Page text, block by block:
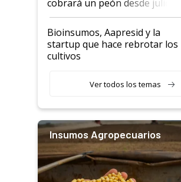
cobrará un peón desde julio
Bioinsumos, Aapresid y la
startup que hace rebrotar los
cultivos
Ver todos los temas
Insumos Agropecuarios